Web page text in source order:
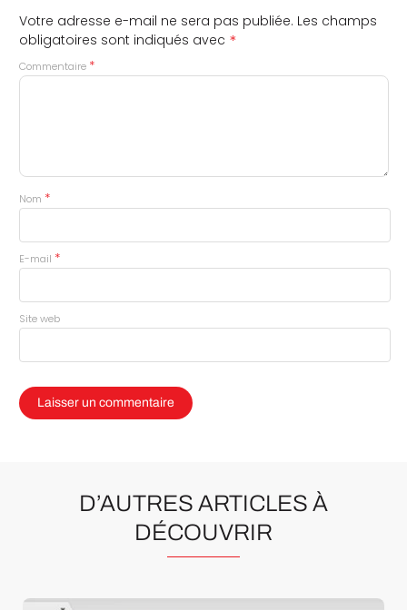
Votre adresse e-mail ne sera pas publiée. Les champs
obligatoires sont indiqués avec *
Commentaire *
Nom *
E-mail *
Site web
D’AUTRES ARTICLES À
DÉCOUVRIR